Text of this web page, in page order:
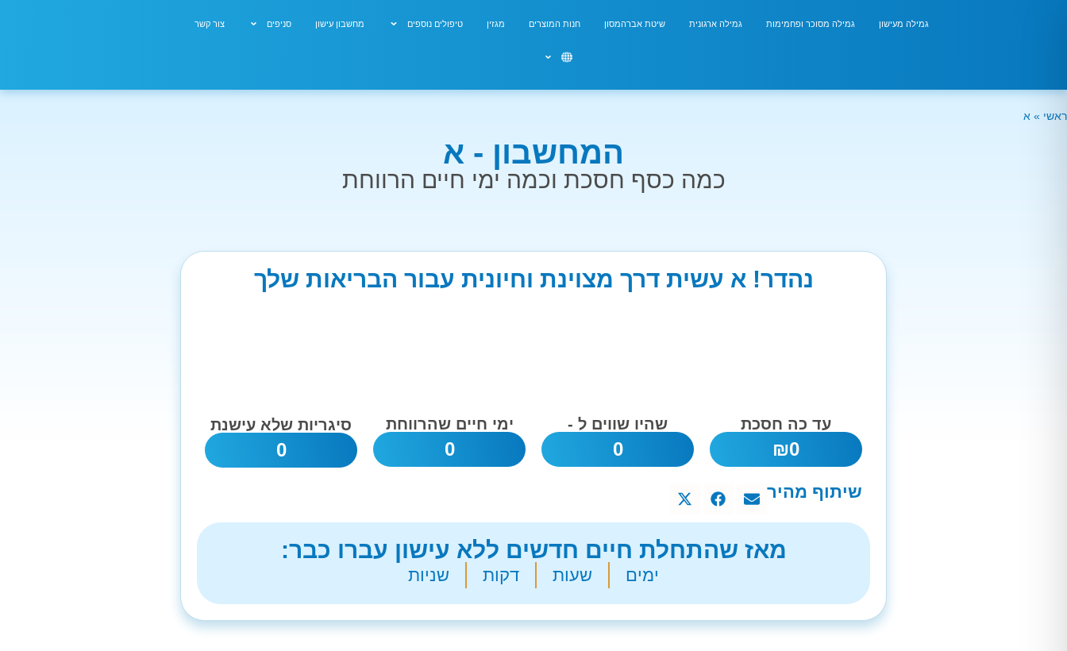
גמילה מעישון גמילה מסוכר ופחמימות גמילה ארגונית שיטת אברהמסון חנות המוצרים מגזין טיפולים נוספים מחשבון עישון סניפים צור קשר
ראשי » א
המחשבון - א
כמה כסף חסכת וכמה ימי חיים הרווחת
נהדר! א עשית דרך מצוינת וחיונית עבור הבריאות שלך
עד כה חסכת
0
₪
שהיו שווים ל -
0
ימי חיים שהרווחת
0
סיגריות שלא עישנת
0
שיתוף מהיר
מאז שהתחלת חיים חדשים ללא עישון עברו כבר:
ימים שעות דקות שניות